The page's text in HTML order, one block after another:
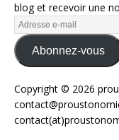
blog et recevoir une
Abonnez-vous
Copyright © 2026